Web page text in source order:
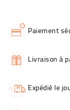
Paiement
Livraison à
Expédié le